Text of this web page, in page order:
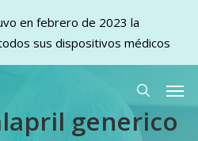
search
generico
en febrero de 2023 la
sus dispositivos médicos